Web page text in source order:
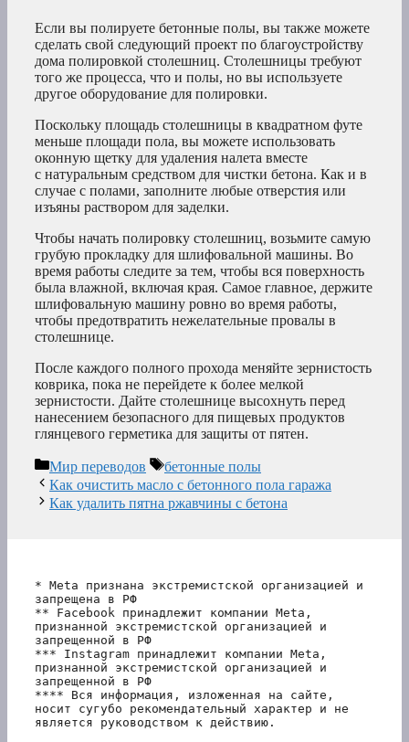
Если вы полируете бетонные полы, вы также можете
сделать свой следующий проект по благоустройству
дома полировкой столешниц. Столешницы требуют
того же процесса, что и полы, но вы используете
другое оборудование для полировки.
Поскольку площадь столешницы в квадратном футе
меньше площади пола, вы можете использовать
оконную щетку для удаления налета вместе
с натуральным средством для чистки бетона. Как и в
случае с полами, заполните любые отверстия или
изъяны раствором для заделки.
Чтобы начать полировку столешниц, возьмите самую
грубую прокладку для шлифовальной машины. Во
время работы следите за тем, чтобы вся поверхность
была влажной, включая края. Самое главное, держите
шлифовальную машину ровно во время работы,
чтобы предотвратить нежелательные провалы в
столешнице.
После каждого полного прохода меняйте зернистость
коврика, пока не перейдете к более мелкой
зернистости. Дайте столешнице высохнуть перед
нанесением безопасного для пищевых продуктов
глянцевого герметика для защиты от пятен.
Рубрики
Мир переводов Метки
бетонные полы
Как очистить масло с бетонного пола гаража
Как удалить пятна ржавчины с бетона
* Meta признана экстремистской организацией и
запрещена в РФ
** Facebook принадлежит компании Meta,
признанной экстремистской организацией и
запрещенной в РФ
*** Instagram принадлежит компании Meta,
признанной экстремистской организацией и
запрещенной в РФ
**** Вся информация, изложенная на сайте,
носит сугубо рекомендательный характер и не
является руководством к действию.